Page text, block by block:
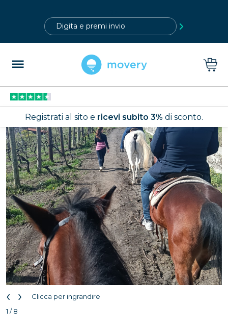
Registrati al sito e ricevi subito 3% di sconto.
‹ ›
Clicca per ingrandire
1 / 8